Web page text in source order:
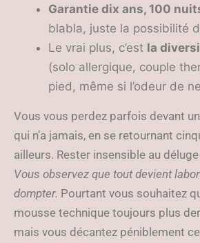
Garantie dix ans, 100
blabla, juste la possibilité
Le vrai plus, c’est la
(solo allergique, couple
pied, même si l’odeur de
Vous vous perdez parfois devant
qui n’a jamais, en se retournant
ailleurs. Rester insensible au
Vous observez que tout devient
dompter. Pourtant vous souhaitez
mousse technique toujours plus
mais vous décantez péniblement